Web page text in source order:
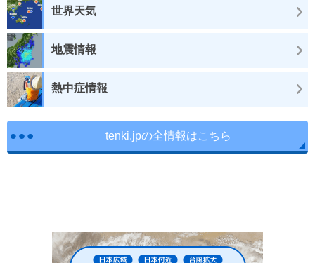
世界天気
地震情報
熱中症情報
tenki.jpの全情報はこちら